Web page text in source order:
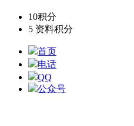
10积分
5 资料积分
首页
电话
QQ
公众号